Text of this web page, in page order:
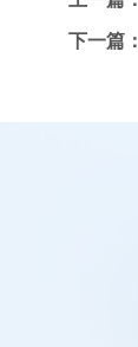
下一篇：